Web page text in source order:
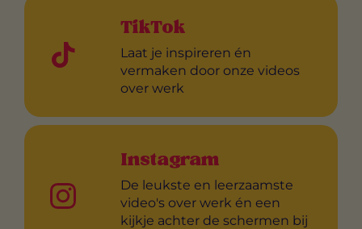
TikTok
Laat je inspireren én
vermaken door onze videos
over werk
Instagram
De leukste en leerzaamste
video's over werk én een
kijkje achter de schermen bij